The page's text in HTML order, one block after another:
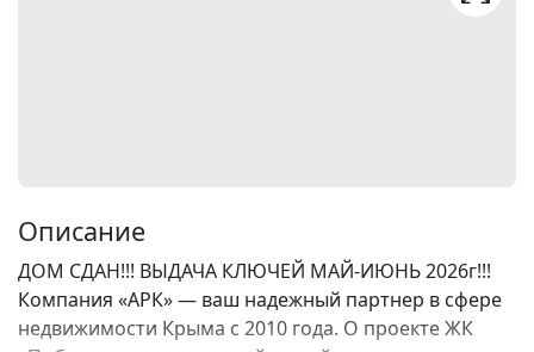
Описание
ДОМ СДАН!!! ВЫДАЧА КЛЮЧЕЙ МАЙ-ИЮНЬ 2026г!!!
Компания «АРК» — ваш надежный партнер в сфере
недвижимости Крыма с 2010 года. О проекте ЖК